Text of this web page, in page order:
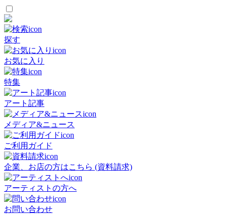
探す
お気に入り
特集
アート記事
メディア&ニュース
ご利用ガイド
企業、お店の方はこちら (資料請求)
アーティストの方へ
お問い合わせ